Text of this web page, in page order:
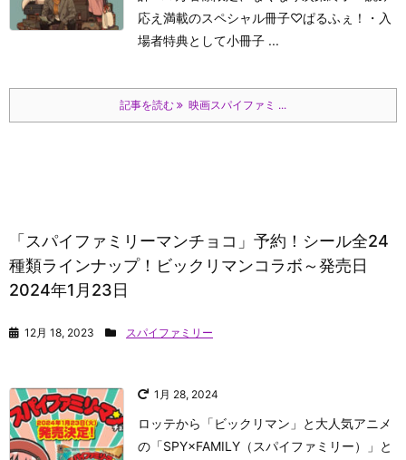
応え満載のスペシャル冊子♡ぱるふぇ！
・入
場者特典として小冊子 ...
記事を読む 映画スパイファミ ...
「スパイファミリーマンチョコ」予約！シール全24
種類ラインナップ！ビックリマンコラボ～発売日
2024年1月23日
12月 18, 2023 スパイファミリー
1月 28, 2024
ロッテから「ビックリマン」と大人気アニメ
の「SPY×FAMILY（スパイファミリー）」と